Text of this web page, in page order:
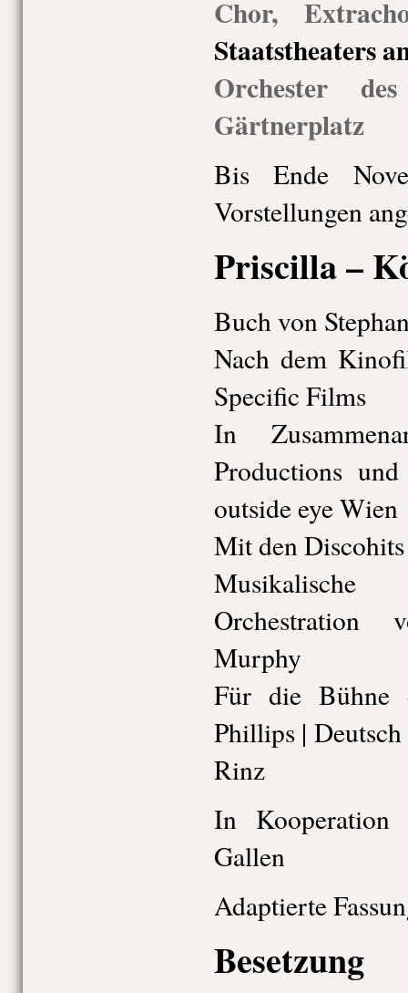
Chor,
Staatstheaters
Orchester
Gärtnerplatz
Bis Ende
Vorstellungen
Priscilla –
Buch von
Nach dem
Specific Films
In
Productions
outside eye Wien
Mit den
Musikalische
Orchestration
Murphy
Für die Bühne
Phillips |
Rinz
In
Gallen
Adaptierte
Besetzung